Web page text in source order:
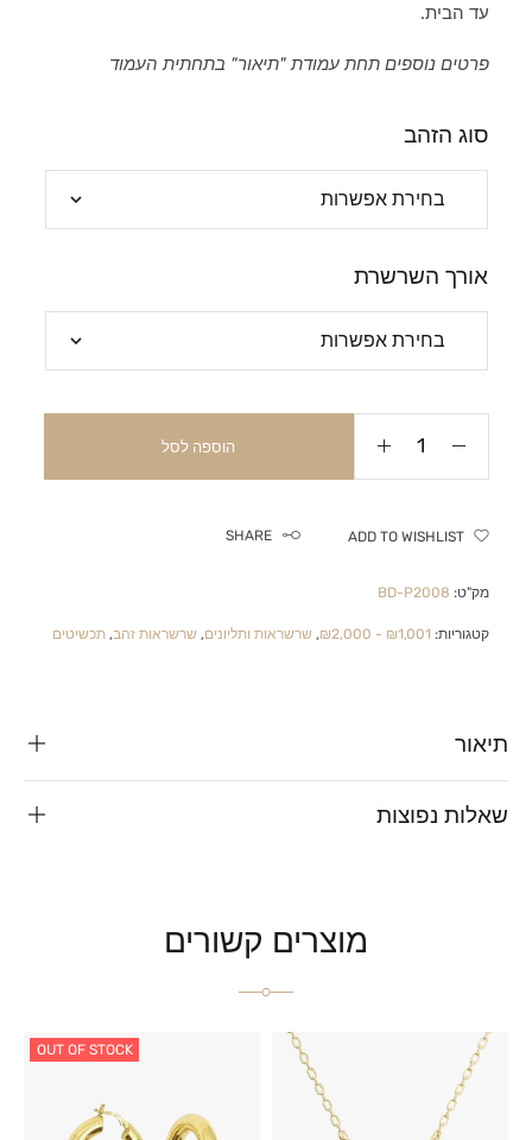
עד הבית.
פרטים נוספים תחת עמודת "תיאור" בתחתית העמוד
סוג הזהב
אורך השרשרת
הוספה לסל
ADD TO WISHLIST
SHARE
מק"ט: BD-P2008
קטגוריות:₪1,001 - ₪2,000
, שרשראות ותליונים, שרשראות זהב,תכשיטים
תיאור
שאלות נפוצות
מוצרים קשורים
OUT OF STOCK